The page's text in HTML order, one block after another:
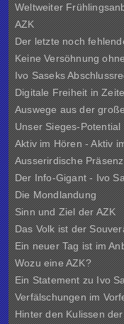
Weltweiter
AZK
Der letzte noch
Keine Versöhnung
Ivo Saseks
Digitale Freiheit in
Auswege aus der
Unser Sieges-Potential
Aktiv im Hören - Aktiv
Ausserirdische Präsenz
Der Info-Gigant - Ivo
Die Mondlandung
Sinn und Ziel derAZK
Das Volk ist der
Ein neuer Tag ist im
Wozu eine AZK?
Ein Statement zu Ivo
Verfälschungen im
Hinter den Kulissen